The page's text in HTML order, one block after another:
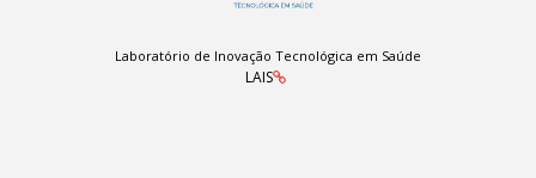
Laboratório de Inovação Tecnológica em Saúde
LAIS